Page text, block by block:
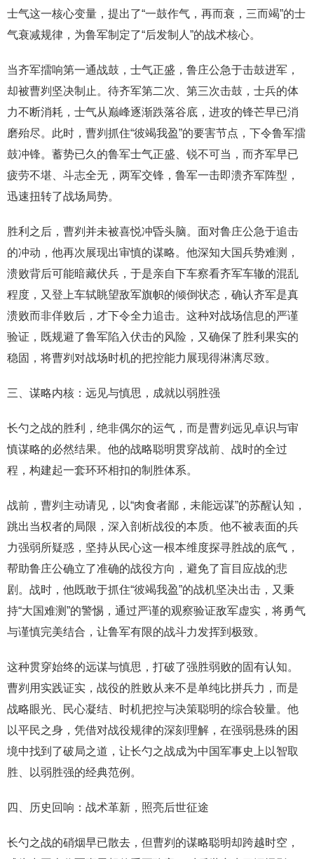
士气这一核心变量，提出了“一鼓作气，再而衰，三而竭”的士
气衰减规律，为鲁军制定了“后发制人”的战术核心。
当齐军擂响第一通战鼓，士气正盛，鲁庄公急于击鼓进军，
却被曹刿坚决制止。待齐军第二次、第三次击鼓，士兵的体
力不断消耗，士气从巅峰逐渐跌落谷底，进攻的锋芒早已消
磨殆尽。此时，曹刿抓住“彼竭我盈”的要害节点，下令鲁军擂
鼓冲锋。蓄势已久的鲁军士气正盛、锐不可当，而齐军早已
疲劳不堪、斗志全无，两军交锋，鲁军一击即溃齐军阵型，
迅速扭转了战场局势。
胜利之后，曹刿并未被喜悦冲昏头脑。面对鲁庄公急于追击
的冲动，他再次展现出审慎的谋略。他深知大国兵势难测，
溃败背后可能暗藏伏兵，于是亲自下车察看齐军车辙的混乱
程度，又登上车轼眺望敌军旗帜的倾倒状态，确认齐军是真
溃败而非佯败后，才下令全力追击。这种对战场信息的严谨
验证，既规避了鲁军陷入伏击的风险，又确保了胜利果实的
稳固，将曹刿对战场时机的把控能力展现得淋漓尽致。
三、谋略内核：远见与慎思，成就以弱胜强
长勺之战的胜利，绝非偶尔的运气，而是曹刿远见卓识与审
慎谋略的必然结果。他的战略聪明贯穿战前、战时的全过
程，构建起一套环环相扣的制胜体系。
战前，曹刿主动请见，以“肉食者鄙，未能远谋”的苏醒认知，
跳出当权者的局限，深入剖析战役的本质。他不被表面的兵
力强弱所疑惑，坚持从民心这一根本维度探寻胜战的底气，
帮助鲁庄公确立了准确的战役方向，避免了盲目应战的悲
剧。战时，他既敢于抓住“彼竭我盈”的战机坚决出击，又秉
持“大国难测”的警惕，通过严谨的观察验证敌军虚实，将勇气
与谨慎完美结合，让鲁军有限的战斗力发挥到极致。
这种贯穿始终的远谋与慎思，打破了强胜弱败的固有认知。
曹刿用实践证实，战役的胜败从来不是单纯比拼兵力，而是
战略眼光、民心凝结、时机把控与决策聪明的综合较量。他
以平民之身，凭借对战役规律的深刻理解，在强弱悬殊的困
境中找到了破局之道，让长勺之战成为中国军事史上以智取
胜、以弱胜强的经典范例。
四、历史回响：战术革新，照亮后世征途
长勺之战的硝烟早已散去，但曹刿的谋略聪明却跨越时空，